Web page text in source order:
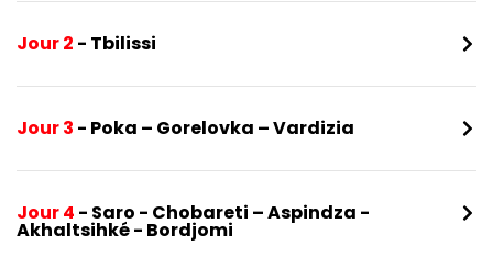
Jour 2 - Tbilissi
Jour 3 - Poka – Gorelovka – Vardizia
Jour 4 - Saro - Chobareti – Aspindza -
Akhaltsihké - Bordjomi